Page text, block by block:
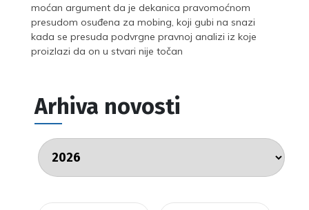
moćan argument da je dekanica pravomoćnom
presudom osuđena za mobing, koji gubi na snazi
kada se presuda podvrgne pravnoj analizi iz koje
proizlazi da on u stvari nije točan
Arhiva novosti